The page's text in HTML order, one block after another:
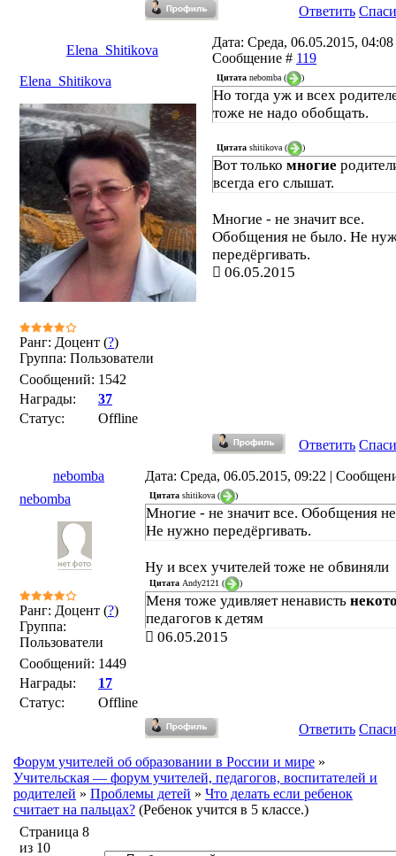
Ответить
Elena_Shitikova
Дата: Среда, 06.05.2015, 04:08
Сообщение # 119
Elena_Shitikova
Ранг: Доцент (?)
Группа: Пользователи
Сообщений: 1542
Награды:
37
Статус:
Offline
Цитата nebomba ( )
Но тогда уж и всех
тоже не надо обобщать.
Цитата shitikova ( )
Вот только многие
всегда его слышат.
Многие - не значит все.
Обобщения не было. Не
передёргивать.
06.05.2015
Ответить
nebomba
Дата: Среда, 06.05.2015, 09:22 |
nebomba
Ранг: Доцент (?)
Группа:
Пользователи
Сообщений: 1449
Награды:
17
Статус:
Offline
Цитата shitikova ( )
Многие - не значит все. Обобщения
Не нужно передёргивать.
Ну и всех учителей тоже не обвиняли
Цитата Andy2121 ( )
Меня тоже удивляет ненависть
педагогов к детям
06.05.2015
Ответить
Форум учителей об образовании в России и мире »
Учительская — форум учителей, педагогов, воспитателей и
родителей » Проблемы детей » Что делать если ребенок
считает на пальцах? (Ребенок учится в 5 классе.)
Страница 8
из 10